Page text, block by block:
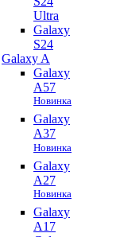
Ultra
Galaxy
S24
Galaxy A
Galaxy
A57
Новинка
Galaxy
A37
Новинка
Galaxy
A27
Новинка
Galaxy
A17